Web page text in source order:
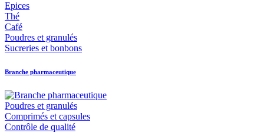
Epices
Thé
Café
Poudres et granulés
Sucreries et bonbons
Branche pharmaceutique
Poudres et granulés
Comprimés et capsules
Contrôle de qualité